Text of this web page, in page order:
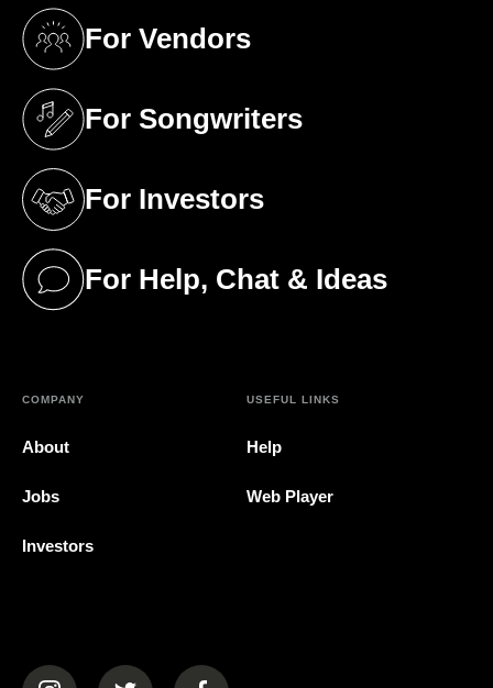
For Vendors
(opens in a new tab)
For Songwriters
(opens in a new tab)
For Investors
(opens in a new tab)
For Help, Chat & Ideas
(opens in a new tab)
COMPANY
About
Jobs
Investors
USEFUL LINKS
Help
Web Player